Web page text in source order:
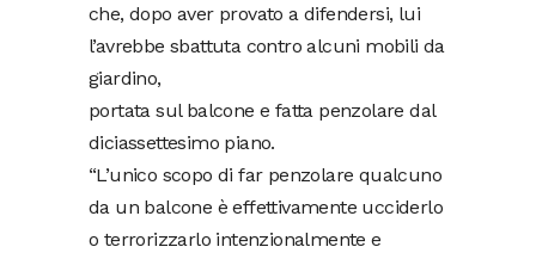
che, dopo aver provato a difendersi, lui
l’avrebbe sbattuta contro alcuni mobili da
giardino,
portata sul balcone e fatta penzolare dal
diciassettesimo piano.
“L’unico scopo di far penzolare qualcuno
da un balcone è effettivamente ucciderlo
o terrorizzarlo intenzionalmente e